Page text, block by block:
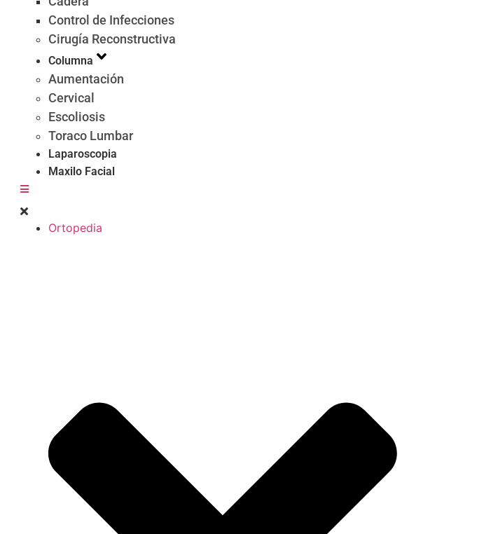
Control de Infecciones
Cirugía Reconstructiva
Columna
Aumentación
Cervical
Escoliosis
Toraco Lumbar
Laparoscopia
Maxilo Facial
Ortopedia